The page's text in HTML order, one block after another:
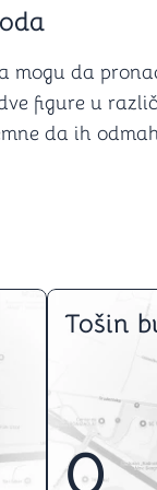
desno
mogu da
figure u
da ih
Tošin
0